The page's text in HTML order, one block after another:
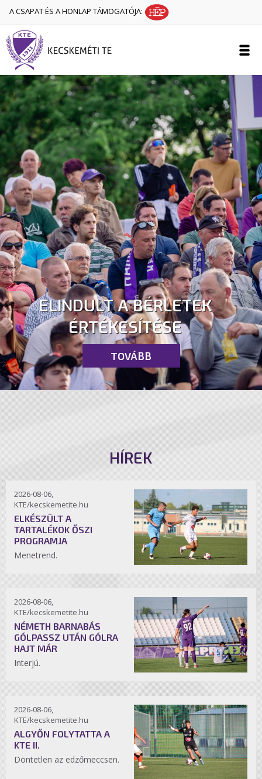
A CSAPAT ÉS A HONLAP TÁMOGATÓJA:
ELINDULT A BÉRLETEK
ÉRTÉKESÍTÉSE
TOVÁBB
HÍREK
2026-08-06,
KTE/kecskemetite.hu
ELKÉSZÜLT A
TARTALÉKOK ŐSZI
PROGRAMJA
Menetrend.
2026-08-06,
KTE/kecskemetite.hu
NÉMETH BARNABÁS
GÓLPASSZ UTÁN GÓLRA
HAJT MÁR
Interjú.
2026-08-06,
KTE/kecskemetite.hu
ALGYŐN FOLYTATTA A
KTE II.
Döntetlen az edzőmeccsen.